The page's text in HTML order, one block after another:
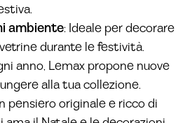
ambiente: Ideale per decorare
durante le festività.
anno, Lemax propone nuove
alla tua collezione.
pensiero originale e ricco di